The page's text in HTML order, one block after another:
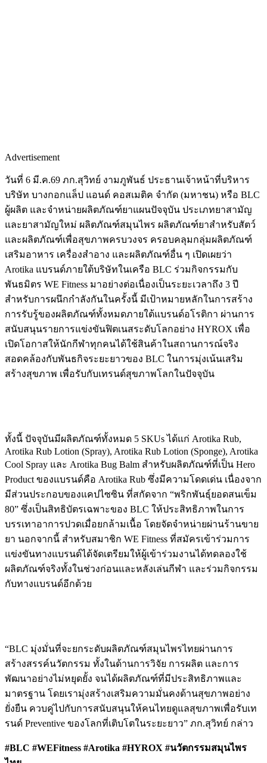
Advertisement
วันที่ 6 มี.ค.69 ภก.สุวิทย์ งามภูพันธ์ ประธานเจ้าหน้าที่บริหาร
บริษัท บางกอกแล็ป แอนด์ คอสเมติค จำกัด (มหาชน) หรือ BLC
ผู้ผลิต และจำหน่ายผลิตภัณฑ์ยาแผนปัจจุบัน ประเภทยาสามัญ
และยาสามัญใหม่ ผลิตภัณฑ์สมุนไพร ผลิตภัณฑ์ยาสำหรับสัตว์
และผลิตภัณฑ์เพื่อสุขภาพครบวงจร ครอบคลุมกลุ่มผลิตภัณฑ์
เสริมอาหาร เครื่องสำอาง และผลิตภัณฑ์อื่น ๆ เปิดเผยว่า
Arotika แบรนด์ภายใต้บริษัทในเครือ BLC ร่วมกิจกรรมกับ
พันธมิตร WE Fitness มาอย่างต่อเนื่องเป็นระยะเวลาถึง 3 ปี
สำหรับการผนึกกำลังกันในครั้งนี้ มีเป้าหมายหลักในการสร้าง
การรับรู้ของผลิตภัณฑ์ทั้งหมดภายใต้แบรนด์อโรติกา ผ่านการ
สนับสนุนรายการแข่งขันฟิตเนสระดับโลกอย่าง HYROX เพื่อ
เปิดโอกาสให้นักกีฬาทุกคนได้ใช้สินค้าในสถานการณ์จริง
สอดคล้องกับพันธกิจระยะยาวของ BLC ในการมุ่งเน้นเสริม
สร้างสุขภาพ เพื่อรับกับเทรนด์สุขภาพโลกในปัจจุบัน
ทั้งนี้ ปัจจุบันมีผลิตภัณฑ์ทั้งหมด 5 SKUs ได้แก่ Arotika Rub,
Arotika Rub Lotion (Spray), Arotika Rub Lotion (Sponge), Arotika
Cool Spray และ Arotika Bug Balm สำหรับผลิตภัณฑ์ที่เป็น Hero
Product ของแบรนด์คือ Arotika Rub ซึ่งมีความโดดเด่น เนื่องจาก
มีส่วนประกอบของแคปไซซิน ที่สกัดจาก “พริกพันธุ์ยอดสนเข็ม
80” ซึ่งเป็นสิทธิบัตรเฉพาะของ BLC ให้ประสิทธิภาพในการ
บรรเทาอาการปวดเมื่อยกล้ามเนื้อ โดยจัดจำหน่ายผ่านร้านขาย
ยา นอกจากนี้ สำหรับสมาชิก WE Fitness ที่สมัครเข้าร่วมการ
แข่งขันทางแบรนด์ได้จัดเตรียมให้ผู้เข้าร่วมงานได้ทดลองใช้
ผลิตภัณฑ์จริงทั้งในช่วงก่อนและหลังเล่นกีฬา และร่วมกิจกรรม
กับทางแบรนด์อีกด้วย
“BLC มุ่งมั่นที่จะยกระดับผลิตภัณฑ์สมุนไพรไทยผ่านการ
สร้างสรรค์นวัตกรรม ทั้งในด้านการวิจัย การผลิต และการ
พัฒนาอย่างไม่หยุดยั้ง จนได้ผลิตภัณฑ์ที่มีประสิทธิภาพและ
มาตรฐาน โดยเรามุ่งสร้างเสริมความมั่นคงด้านสุขภาพอย่าง
ยั่งยืน ควบคู่ไปกับการสนับสนุนให้คนไทยดูแลสุขภาพเพื่อรับเท
รนด์ Preventive ของโลกที่เติบโตในระยะยาว” ภก.สุวิทย์ กล่าว
#BLC #WEFitness #Arotika #HYROX #นวัตกรรมสมุนไพร